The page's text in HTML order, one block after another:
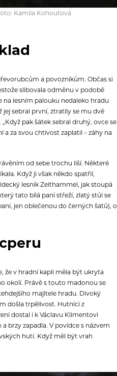
Kamila Kohoutová
a povozníkům. Občas si
slibovala odměnu v podobě
na lesním palouku nedaleko hradu
jej sebral první, ztratily se mu dvě
pak šátek sebral druhý, ovce se
a za svou chtivost zaplatil – záhy na
od sebe trochu liší. Některé
Když ji však někdo spatřil,
lesník Zeithammel, jak stoupá
tato bílá paní střeží, zlatý stůl se
jen oblečenou do černých šatů), o
že v hradní kapli měla být ukryta
okolí. Právě s touto madonou se
majitele hradu. Divoký
došla trpělivost. Hutníci z
dostal i k Václavu Klimentovi
brzy zapadla. V povídce s názvem
hutí. Když měl být vrah